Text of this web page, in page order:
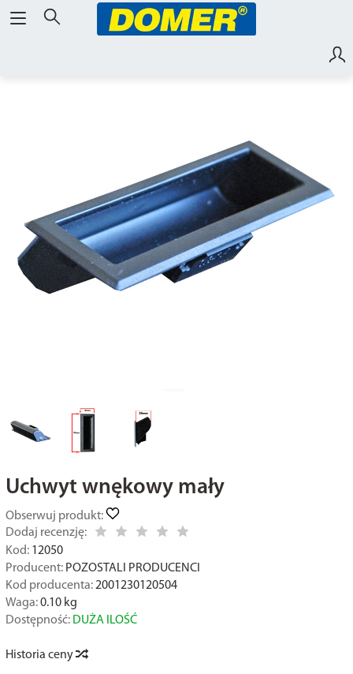
Uchwyt wnękowy mały
Obserwuj produkt:
Dodaj recenzję:
Kod: 12050
Producent: POZOSTALI PRODUCENCI
Kod producenta: 2001230120504
Waga: 0.10kg
Dostępność: DUŻA ILOŚĆ
Historia ceny